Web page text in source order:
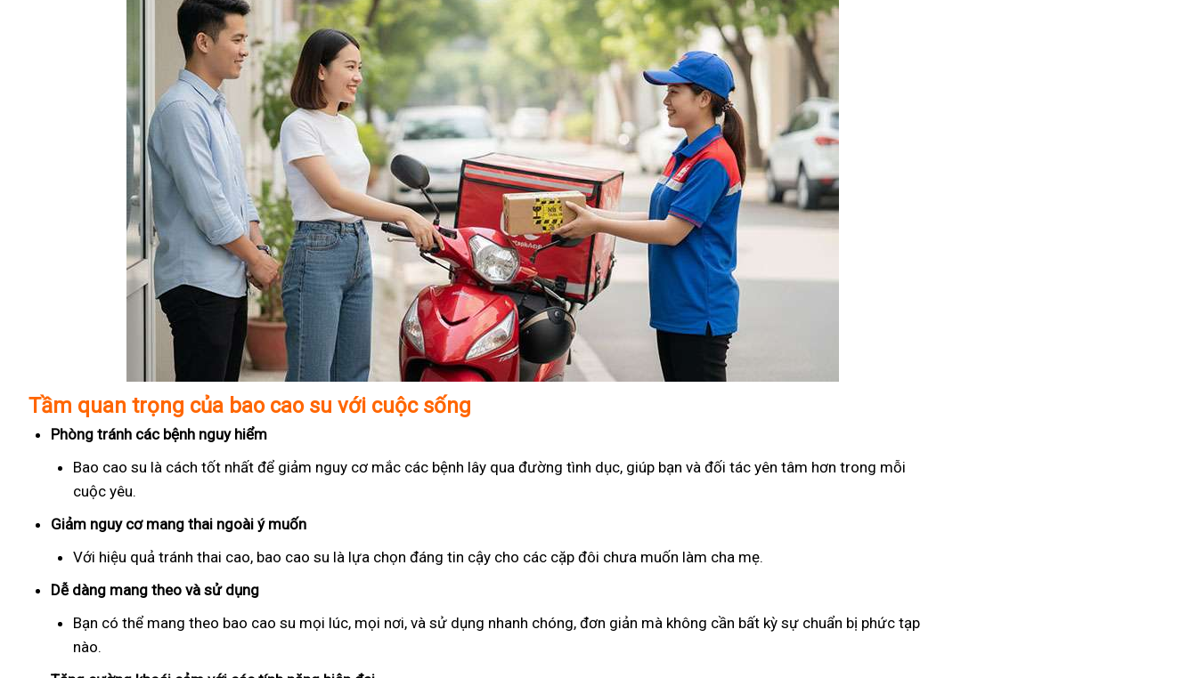
Tầm quan trọng của bao cao su với cuộc sống
Phòng tránh các bệnh nguy hiểm
Bao cao su là cách tốt nhất để giảm nguy cơ mắc các bệnh lây qua đường tình dục, giúp bạn và đối tác yên tâm hơn trong mỗi
cuộc yêu.
Giảm nguy cơ mang thai ngoài ý muốn
Với hiệu quả tránh thai cao, bao cao su là lựa chọn đáng tin cậy cho các cặp đôi chưa muốn làm cha mẹ.
Dễ dàng mang theo và sử dụng
Bạn có thể mang theo bao cao su mọi lúc, mọi nơi, và sử dụng nhanh chóng, đơn giản mà không cần bất kỳ sự chuẩn bị phức tạp
nào.